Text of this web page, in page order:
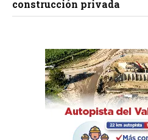
construcción privada